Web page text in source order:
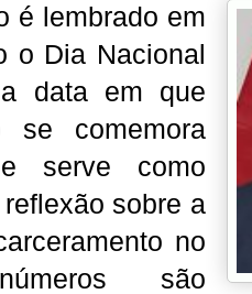
é lembrado em
o Dia Nacional
data em que
se comemora
serve como
sobre a
no
são